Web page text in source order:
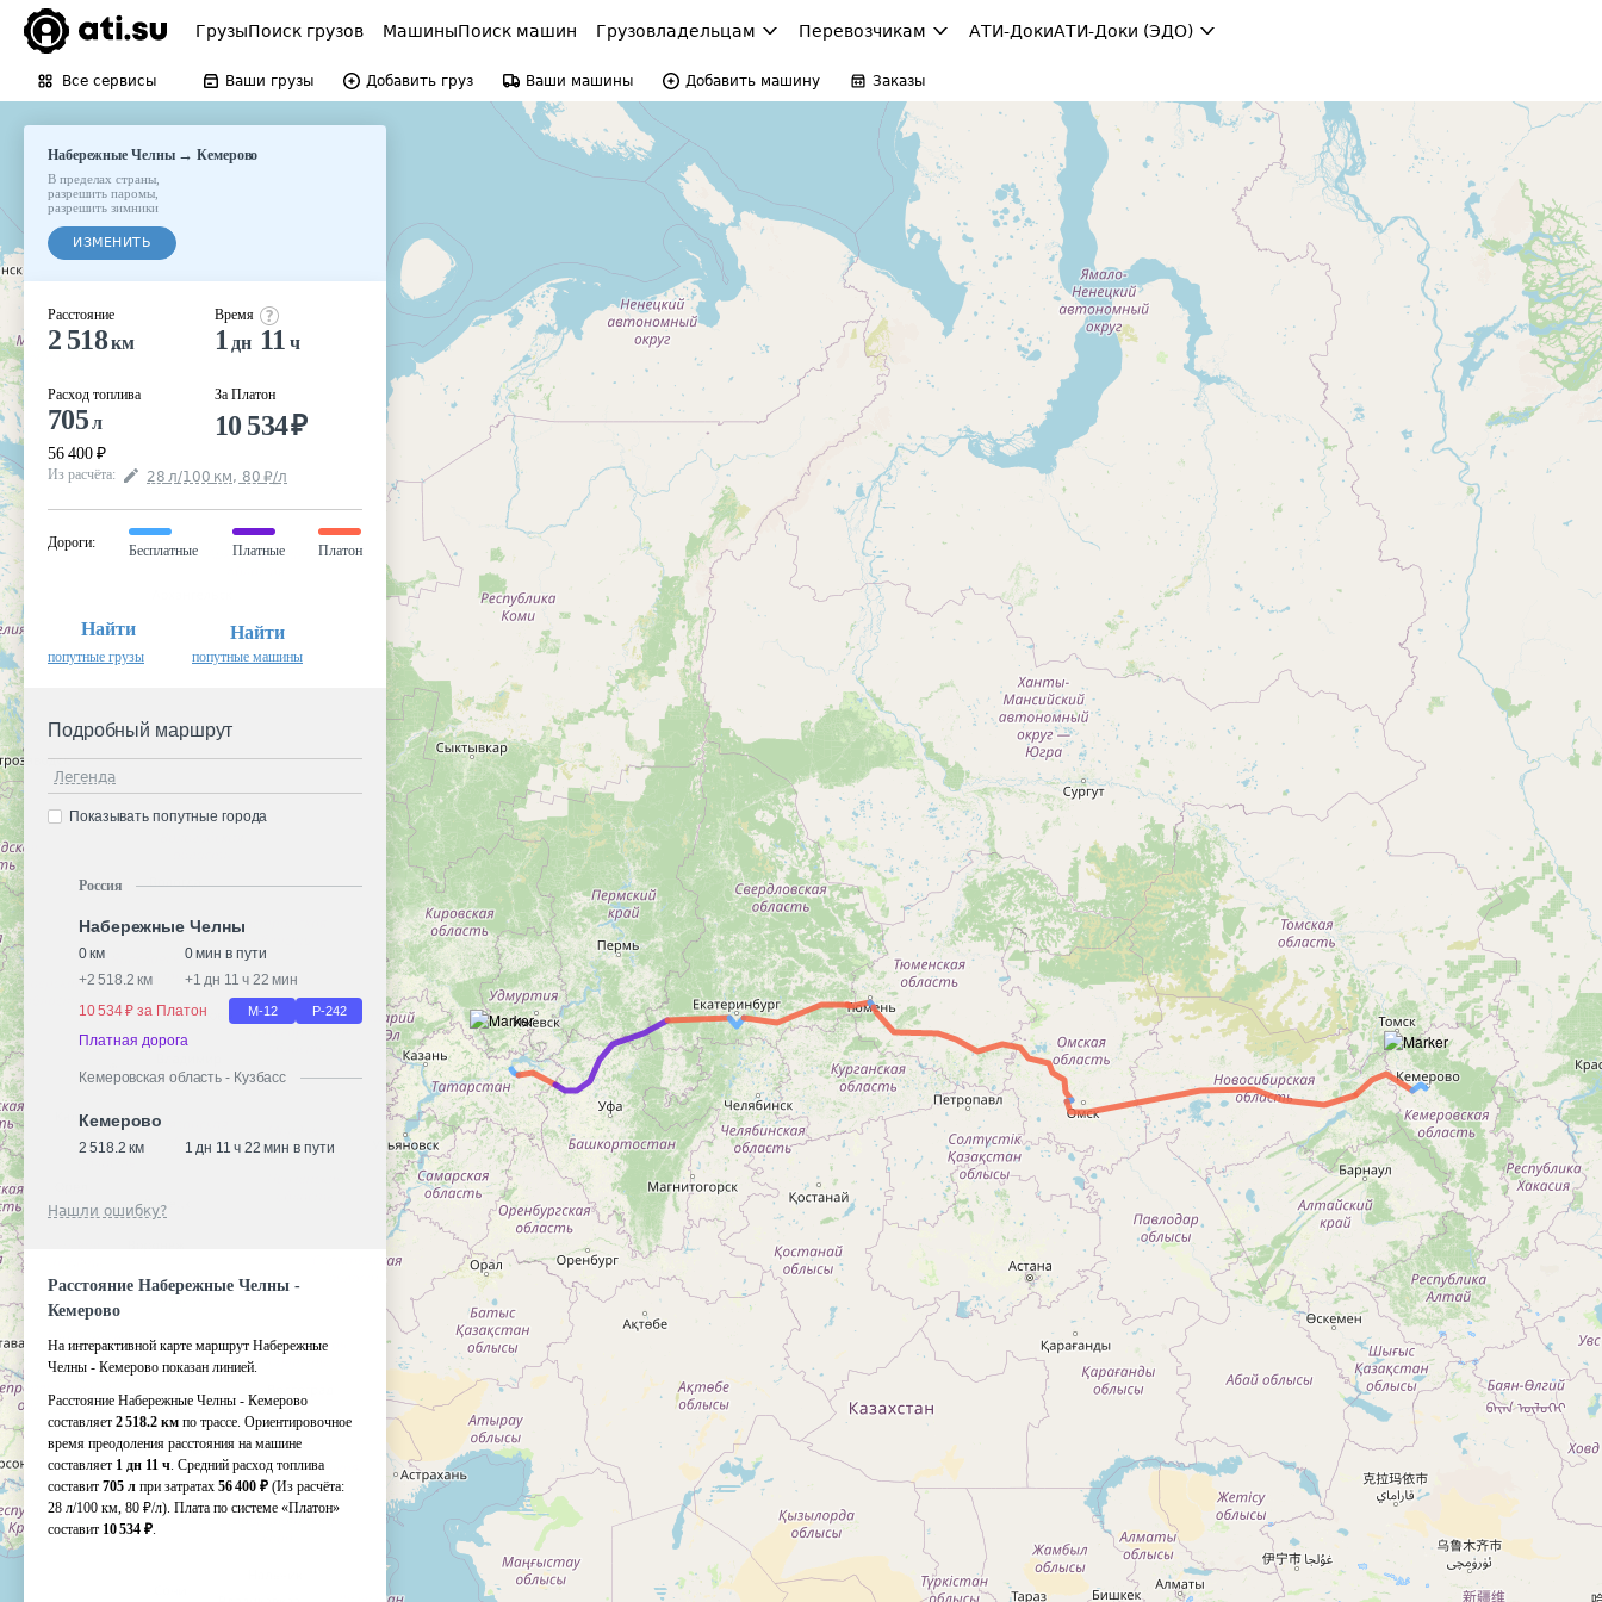
ГрузыПоиск грузов МашиныПоиск машин Грузовладельцам Перевозчикам АТИ-ДокиАТИ-Доки (ЭДО)
Все сервисы Ваши грузы Добавить груз Ваши машины Добавить машину Заказы
Набережные Челны→Кемерово
В пределах страны
разрешить паромы
разрешить зимники
ИЗМЕНИТЬ
Расстояние
2 518км
Расход топлива
705л
56 400 ₽
Время
1 дн 11 ч
За Платон
10 534₽
Из расчёта: 28 л/100 км, 80 ₽/л
Дороги:
Бесплатные Платные Платон
Найти
попутные грузы
Найти
попутные машины
Подробный маршрут
Легенда
Показывать попутные города
Россия
Набережные Челны
0 км
0 мин в пути
+2 518.2 км +1 дн 11 ч 22 мин
10 534 ₽ за Платон
М-12 Р-242
Платная дорога
Кемеровская область - Кузбасс
Кемерово
2 518.2 км 1 дн 11 ч 22 мин в пути
Нашли ошибку?
Расстояние Набережные Челны -
Кемерово
На интерактивной карте маршрут Набережные
Челны - Кемерово показан линией.
Расстояние Набережные Челны - Кемерово
составляет 2 518.2 км по трассе. Ориентировочное
время преодоления расстояния на машине
составляет 1 дн 11 ч. Средний расход топлива
составит 705 л при затратах 56 400 ₽ (Из расчёта:
28 л/100 км, 80 ₽/л). Плата по системе «Платон»
составит 10 534 ₽.